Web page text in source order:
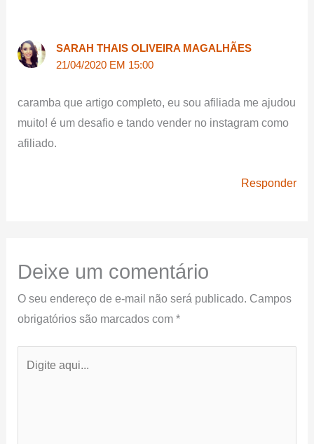
SARAH THAIS OLIVEIRA MAGALHÃES
21/04/2020 EM 15:00
caramba que artigo completo, eu sou afiliada me ajudou
muito! é um desafio e tando vender no instagram como
afiliado.
Responder
Deixe um comentário
O seu endereço de e-mail não será publicado. Campos
obrigatórios são marcados com *